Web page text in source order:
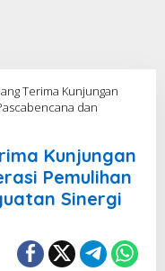
Terima Kunjungan
dan
Kunjungan
Pemulihan
Sinergi